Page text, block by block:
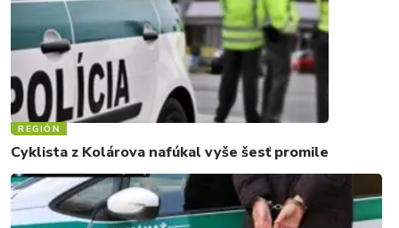
REGIÓN
Cyklista z Kolárova nafúkal vyše šesť promile